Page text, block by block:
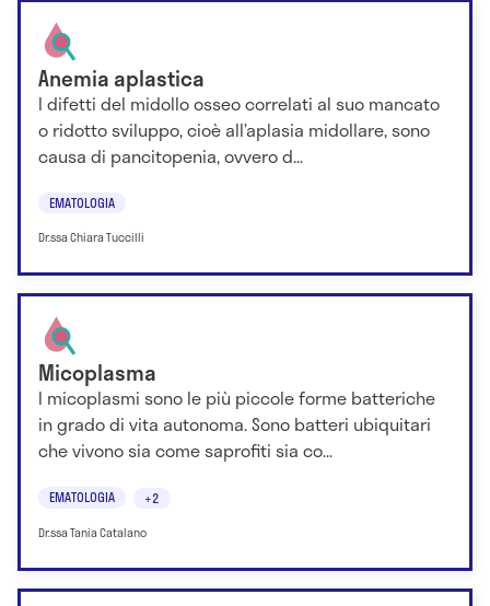
Anemia aplastica
I difetti del midollo osseo correlati al suo mancato
o ridotto sviluppo, cioè all’aplasia midollare, sono
causa di pancitopenia, ovvero d...
EMATOLOGIA
Dr.ssa Chiara Tuccilli
Micoplasma
I micoplasmi sono le più piccole forme batteriche
in grado di vita autonoma. Sono batteri ubiquitari
che vivono sia come saprofiti sia co...
EMATOLOGIA +2
Dr.ssa Tania Catalano